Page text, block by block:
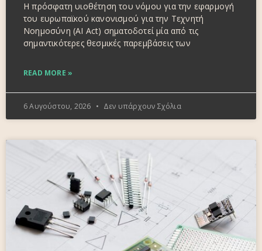
Η πρόσφατη υιοθέτηση του νόμου για την εφαρμογή
του ευρωπαϊκού κανονισμού για την Τεχνητή
Νοημοσύνη (AI Act) σηματοδοτεί μία από τις
σημαντικότερες θεσμικές παρεμβάσεις των
READ MORE »
6 Αυγούστου, 2026 Δεν υπάρχουν Σχόλια